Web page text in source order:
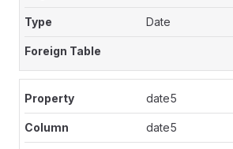
Date
date5
date5